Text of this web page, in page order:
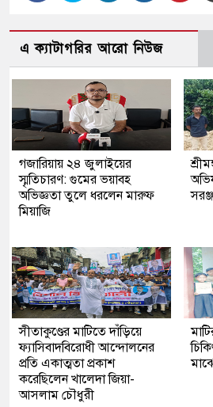
এ ক্যাটাগরির আরো নিউজ
গজারিয়ায় ২৪ জুলাইয়ের
স্মৃতিচারণ: গুমের ভয়াবহ
অভিজ্ঞতা তুলে ধরলেন মারুফ
মিয়াজি
সীতাকুণ্ডের মাটিতে দাঁড়িয়ে
ফ্যাসিবাদবিরোধী আন্দোলনের
প্রতি একাত্মতা প্রকাশ
করেছিলেন খালেদা জিয়া-
আসলাম চৌধুরী